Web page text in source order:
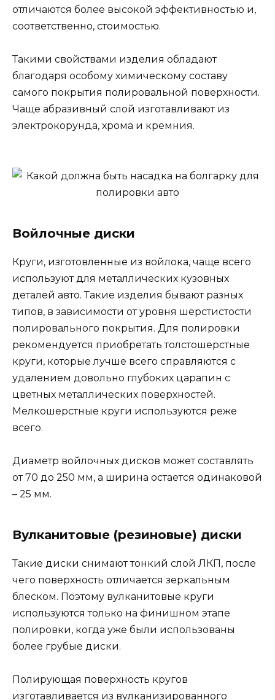
отличаются более высокой эффективностью и,
соответственно, стоимостью.
Такими свойствами изделия обладают
благодаря особому химическому составу
самого покрытия полировальной поверхности.
Чаще абразивный слой изготавливают из
электрокорунда, хрома и кремния.
Войлочные диски
Круги, изготовленные из войлока, чаще всего
используют для металлических кузовных
деталей авто. Такие изделия бывают разных
типов, в зависимости от уровня шерстистости
полировального покрытия. Для полировки
рекомендуется приобретать толстошерстные
круги, которые лучше всего справляются с
удалением довольно глубоких царапин с
цветных металлических поверхностей.
Мелкошерстные круги используются реже
всего.
Диаметр войлочных дисков может составлять
от 70 до 250 мм, а ширина остается одинаковой
– 25 мм.
Вулканитовые (резиновые) диски
Такие диски снимают тонкий слой ЛКП, после
чего поверхность отличается зеркальным
блеском. Поэтому вулканитовые круги
используются только на финишном этапе
полировки, когда уже были использованы
более грубые диски.
Полирующая поверхность кругов
изготавливается из вулканизированного